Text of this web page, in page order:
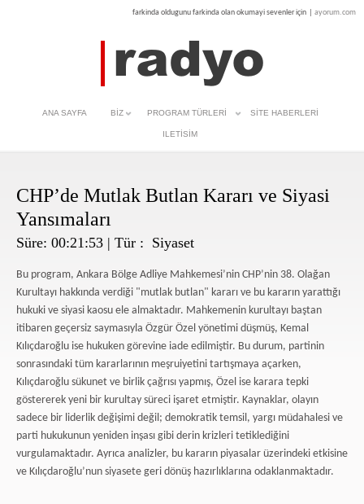
farkinda oldugunu farkinda olan okumayi sevenler için ayorum.com
ANA SAYFA BIZ PROGRAM TÜRLERI SITE HABERLERI
ILETISIM
CHP’de Mutlak Butlan Kararı ve Siyasi
Yansımaları
Süre: 00:21:53 | Tür : Siyaset
Bu program, Ankara Bölge Adliye Mahkemesi’nin CHP’nin 38. Olağan
Kurultayı hakkında verdiği "mutlak butlan" kararı ve bu kararın yarattığı
hukuki ve siyasi kaosu ele almaktadır. Mahkemenin kurultayı baştan
itibaren geçersiz saymasıyla Özgür Özel yönetimi düşmüş, Kemal
Kılıçdaroğlu ise hukuken görevine iade edilmiştir. Bu durum, partinin
sonrasındaki tüm kararlarının meşruiyetini tartışmaya açarken,
Kılıçdaroğlu sükunet ve birlik çağrısı yapmış, Özel ise karara tepki
göstererek yeni bir kurultay süreci işaret etmiştir. Kaynaklar, olayın
sadece bir liderlik değişimi değil; demokratik temsil, yargı müdahalesi ve
parti hukukunun yeniden inşası gibi derin krizleri tetiklediğini
vurgulamaktadır. Ayrıca analizler, bu kararın piyasalar üzerindeki etkisine
ve Kılıçdaroğlu’nun siyasete geri dönüş hazırlıklarına odaklanmaktadır.